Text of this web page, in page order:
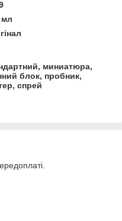
мл
миниатюра,
блок, пробник,
спрей